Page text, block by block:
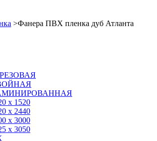
>Фанера ПВХ пленка дуб Атланта
х 1520
х 2440
х 3000
х 3050